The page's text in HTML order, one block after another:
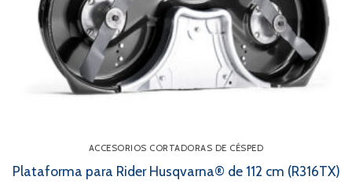
ACCESORIOS CORTADORAS DE CÉSPED
Plataforma para Rider Husqvarna® de 112 cm (R316TX)